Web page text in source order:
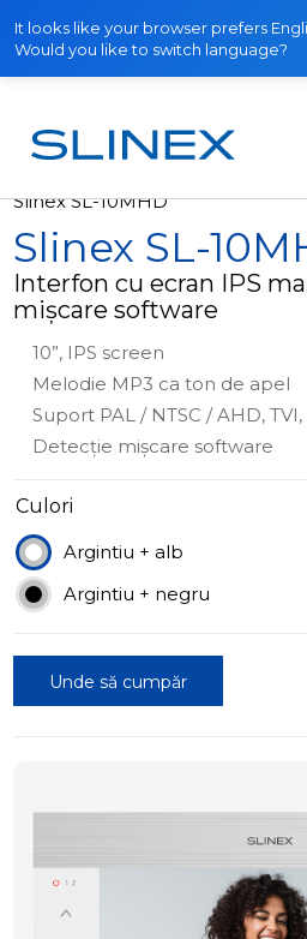
It looks like your browser prefers
Would you like to switch language?
Acasă Produse Interfoane
Slinex SL-10MHD
Slinex SL-
Interfon cu ecran IPS
mișcare software
10”, IPS screen
Melodie MP3 ca ton de apel
Suport PAL / NTSC / AHD,
Detecție mișcare software
Culori
Argintiu + alb
Argintiu + negru
Unde să cumpăr